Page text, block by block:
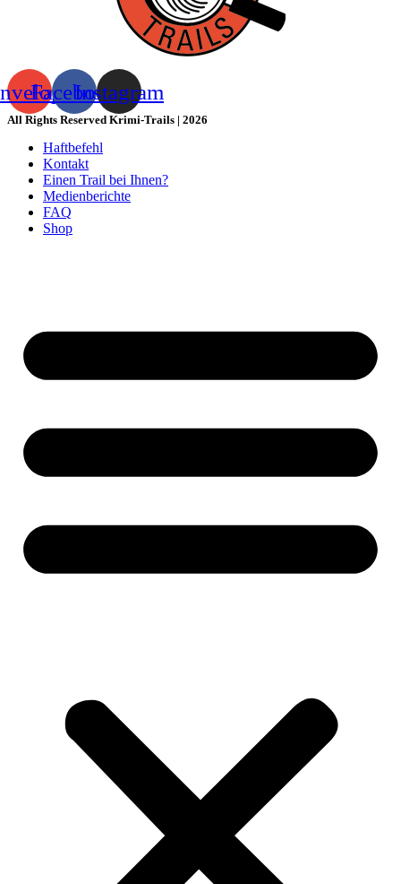
FacebookInstagram
All Rights Reserved Krimi-Trails | 2026
Haftbefehl
Kontakt
Einen Trail bei Ihnen?
Medienberichte
FAQ
Shop